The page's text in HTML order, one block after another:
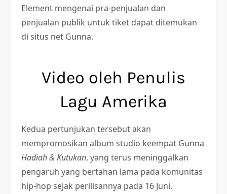
Element mengenai pra-penjualan dan
penjualan publik untuk tiket dapat ditemukan
di situs net Gunna.
Video oleh Penulis
Lagu Amerika
Kedua pertunjukan tersebut akan
mempromosikan album studio keempat Gunna
Hadiah & Kutukan, yang terus meninggalkan
pengaruh yang bertahan lama pada komunitas
hip-hop sejak perilisannya pada 16 Juni.